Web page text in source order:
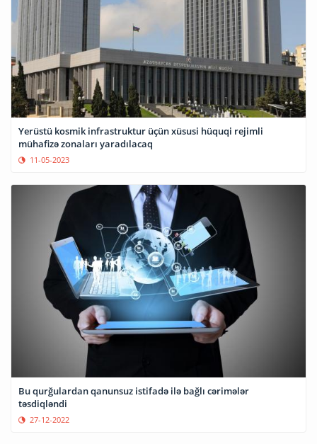
Yerüstü kosmik infrastruktur üçün xüsusi hüquqi rejimli
mühafizə zonaları yaradılacaq
11-05-2023
Bu qurğulardan qanunsuz istifadə ilə bağlı cərimələr
təsdiqləndi
27-12-2022